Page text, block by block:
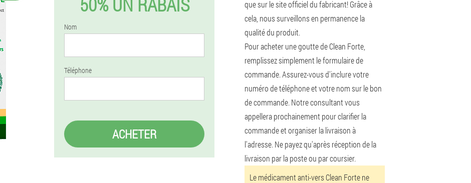
Nom
Téléphone
ACHETER
que sur le site officiel du fabricant! Grâce à
cela, nous surveillons en permanence la
qualité du produit.
Pour acheter une goutte de Clean Forte,
remplissez simplement le formulaire de
commande. Assurez-vous d'inclure votre
numéro de téléphone et votre nom sur le bon
de commande. Notre consultant vous
appellera prochainement pour clarifier la
commande et organiser la livraison à
l'adresse. Ne payez qu'après réception de la
livraison par la poste ou par coursier.
Le médicament anti-vers Clean Forte ne